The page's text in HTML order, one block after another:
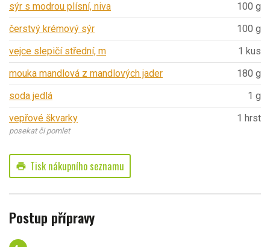
sýr s modrou plísní, niva
100 g
čerstvý krémový sýr
100 g
vejce slepičí střední, m
1 kus
mouka mandlová z mandlových jader
180 g
soda jedlá
1 g
vepřové škvarky
posekat či pomlet
1 hrst
print Tisk nákupního seznamu
Postup přípravy